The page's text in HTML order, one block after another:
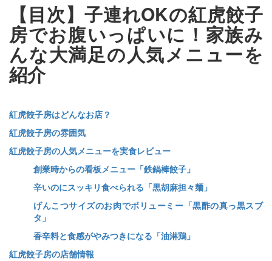
【目次】子連れOKの紅虎餃子
房でお腹いっぱいに！家族み
んな大満足の人気メニューを
紹介
紅虎餃子房はどんなお店？
紅虎餃子房の雰囲気
紅虎餃子房の人気メニューを実食レビュー
創業時からの看板メニュー「鉄鍋棒餃子」
辛いのにスッキリ食べられる「黒胡麻担々麺」
げんこつサイズのお肉でボリューミー「黒酢の真っ黒スブ
タ」
香辛料と食感がやみつきになる「油淋鶏」
紅虎餃子房の店舗情報